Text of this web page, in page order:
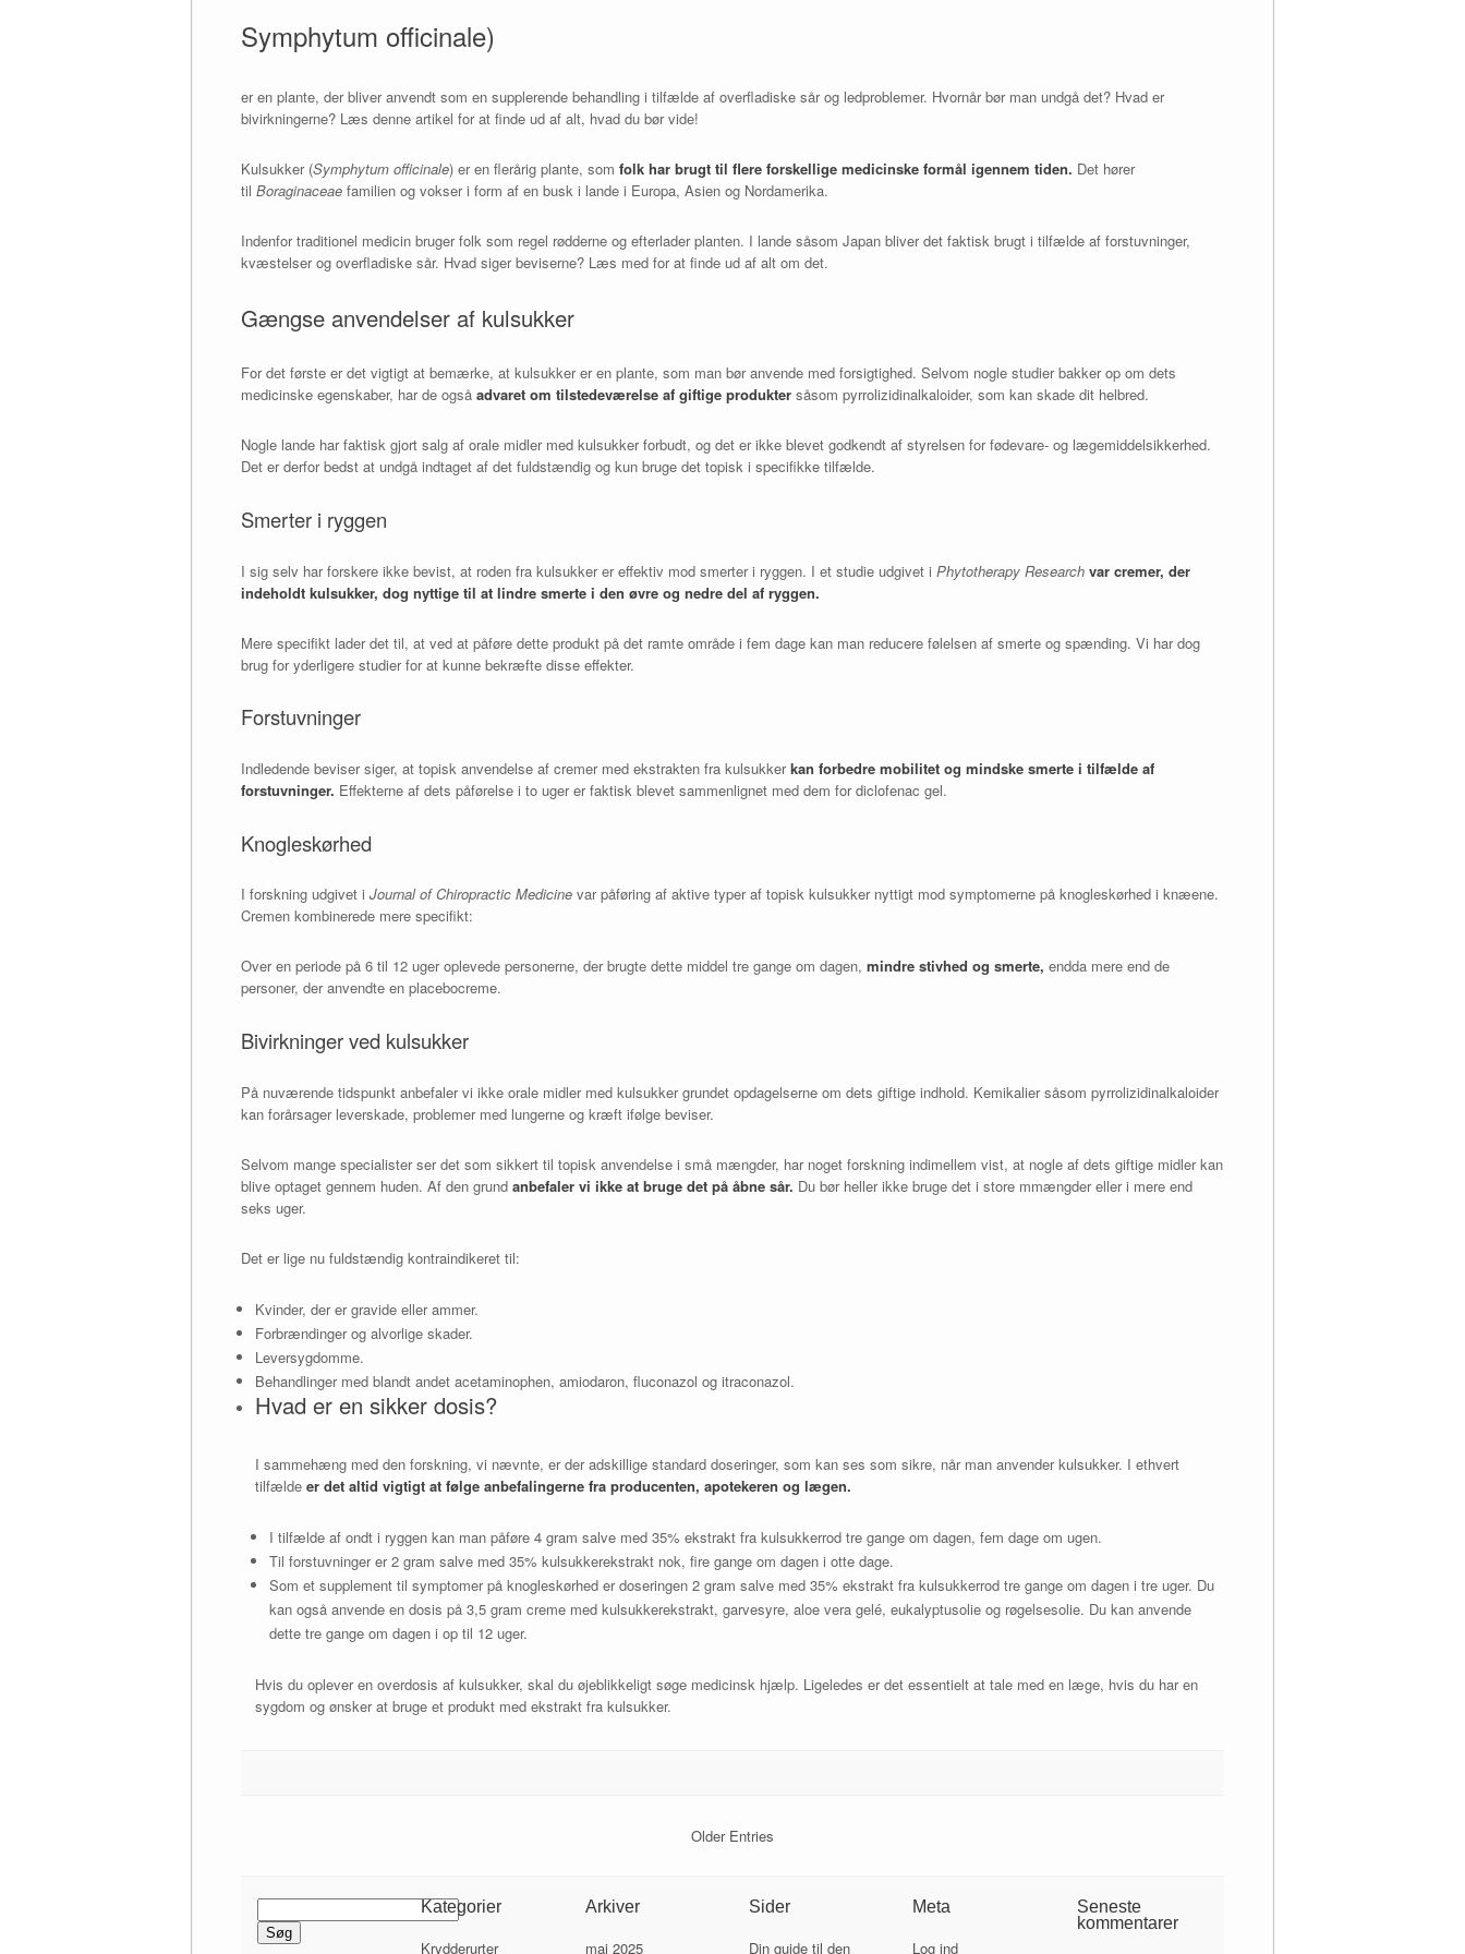
Symphytum officinale)
er en plante, der bliver anvendt som en supplerende behandling i tilfælde af overfladiske sår og ledproblemer. Hvornår bør man undgå det? Hvad er
bivirkningerne? Læs denne artikel for at finde ud af alt, hvad du bør vide!
Kulsukker (Symphytum officinale) er en flerårig plante, som folk har brugt til flere forskellige medicinske formål igennem tiden. Det hører
til Boraginaceae familien og vokser i form af en busk i lande i Europa, Asien og Nordamerika.
Indenfor traditionel medicin bruger folk som regel rødderne og efterlader planten. I lande såsom Japan bliver det faktisk brugt i tilfælde af forstuvninger,
kvæstelser og overfladiske sår. Hvad siger beviserne? Læs med for at finde ud af alt om det.
Gængse anvendelser af kulsukker
For det første er det vigtigt at bemærke, at kulsukker er en plante, som man bør anvende med forsigtighed. Selvom nogle studier bakker op om dets
medicinske egenskaber, har de også advaret om tilstedeværelse af giftige produkter såsom pyrrolizidinalkaloider, som kan skade dit helbred.
Nogle lande har faktisk gjort salg af orale midler med kulsukker forbudt, og det er ikke blevet godkendt af styrelsen for fødevare- og lægemiddelsikkerhed.
Det er derfor bedst at undgå indtaget af det fuldstændig og kun bruge det topisk i specifikke tilfælde.
Smerter i ryggen
I sig selv har forskere ikke bevist, at roden fra kulsukker er effektiv mod smerter i ryggen. I et studie udgivet i Phytotherapy Research var cremer, der
indeholdt kulsukker, dog nyttige til at lindre smerte i den øvre og nedre del af ryggen.
Mere specifikt lader det til, at ved at påføre dette produkt på det ramte område i fem dage kan man reducere følelsen af smerte og spænding. Vi har dog
brug for yderligere studier for at kunne bekræfte disse effekter.
Forstuvninger
Indledende beviser siger, at topisk anvendelse af cremer med ekstrakten fra kulsukkerkan forbedre mobilitet og mindske smerte i tilfælde af
forstuvninger. Effekterne af dets påførelse i to uger er faktisk blevet sammenlignet med dem for diclofenac gel.
Knogleskørhed
I forskning udgivet i Journal of Chiropractic Medicine var påføring af aktive typer af topisk kulsukker nyttigt mod symptomerne på knogleskørhed i knæene.
Cremen kombinerede mere specifikt:
Over en periode på 6 til 12 uger oplevede personerne, der brugte dette middel tre gange om dagen, mindre stivhed og smerte, endda mere end de
personer, der anvendte en placebocreme.
Bivirkninger ved kulsukker
På nuværende tidspunkt anbefaler vi ikke orale midler med kulsukker grundet opdagelserne om dets giftige indhold. Kemikalier såsom pyrrolizidinalkaloider
kan forårsager leverskade, problemer med lungerne og kræft ifølge beviser.
Selvom mange specialister ser det som sikkert til topisk anvendelse i små mængder, har noget forskning indimellem vist, at nogle af dets giftige midler kan
blive optaget gennem huden. Af den grund anbefaler vi ikke at bruge det på åbne sår. Du bør heller ikke bruge det i store mmængder eller i mere end
seks uger.
Det er lige nu fuldstændig kontraindikeret til:
Kvinder, der er gravide eller ammer.
Forbrændinger og alvorlige skader.
Leversygdomme.
Behandlinger med blandt andet acetaminophen, amiodaron, fluconazol og itraconazol.
Hvad er en sikker dosis?
I sammehæng med den forskning, vi nævnte, er der adskillige standard doseringer, som kan ses som sikre, når man anvender kulsukker. I ethvert
tilfælde er det altid vigtigt at følge anbefalingerne fra producenten, apotekeren og lægen.
I tilfælde af ondt i ryggen kan man påføre 4 gram salve med 35% ekstrakt fra kulsukkerrod tre gange om dagen, fem dage om ugen.
Til forstuvninger er 2 gram salve med 35% kulsukkerekstrakt nok, fire gange om dagen i otte dage.
Som et supplement til symptomer på knogleskørhed er doseringen 2 gram salve med 35% ekstrakt fra kulsukkerrod tre gange om dagen i tre uger. Du
kan også anvende en dosis på 3,5 gram creme med kulsukkerekstrakt, garvesyre, aloe vera gelé, eukalyptusolie og røgelsesolie. Du kan anvende
dette tre gange om dagen i op til 12 uger.
Hvis du oplever en overdosis af kulsukker, skal du øjeblikkeligt søge medicinsk hjælp. Ligeledes er det essentielt at tale med en læge, hvis du har en
sygdom og ønsker at bruge et produkt med ekstrakt fra kulsukker.
Older Entries
Søg
efter:
Kategorier
Krydderurter
Arkiver
maj 2025
Sider
Din guide til den
Meta
Log ind
Seneste
kommentarer